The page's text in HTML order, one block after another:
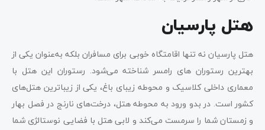
هتل پارسیان
هتل پارسیان نه تنها اقامتگاه خوبی برای مسافران بلکه به‌عنوان یکی از
بهترین رستوران های رامسر شناخته می‌شود. رستوران این هتل با
معماری داخلی کلاسیک و محوطه زیبای باغ، یکی از زیباترین هتل‌های
کشور است. در بدو ورود به محوطه هتل، درخت‌های نارنج در فصل بهار
و زمستان شما را سرمست می‌کند و لابی هتل با فضایی نوستالژی شما